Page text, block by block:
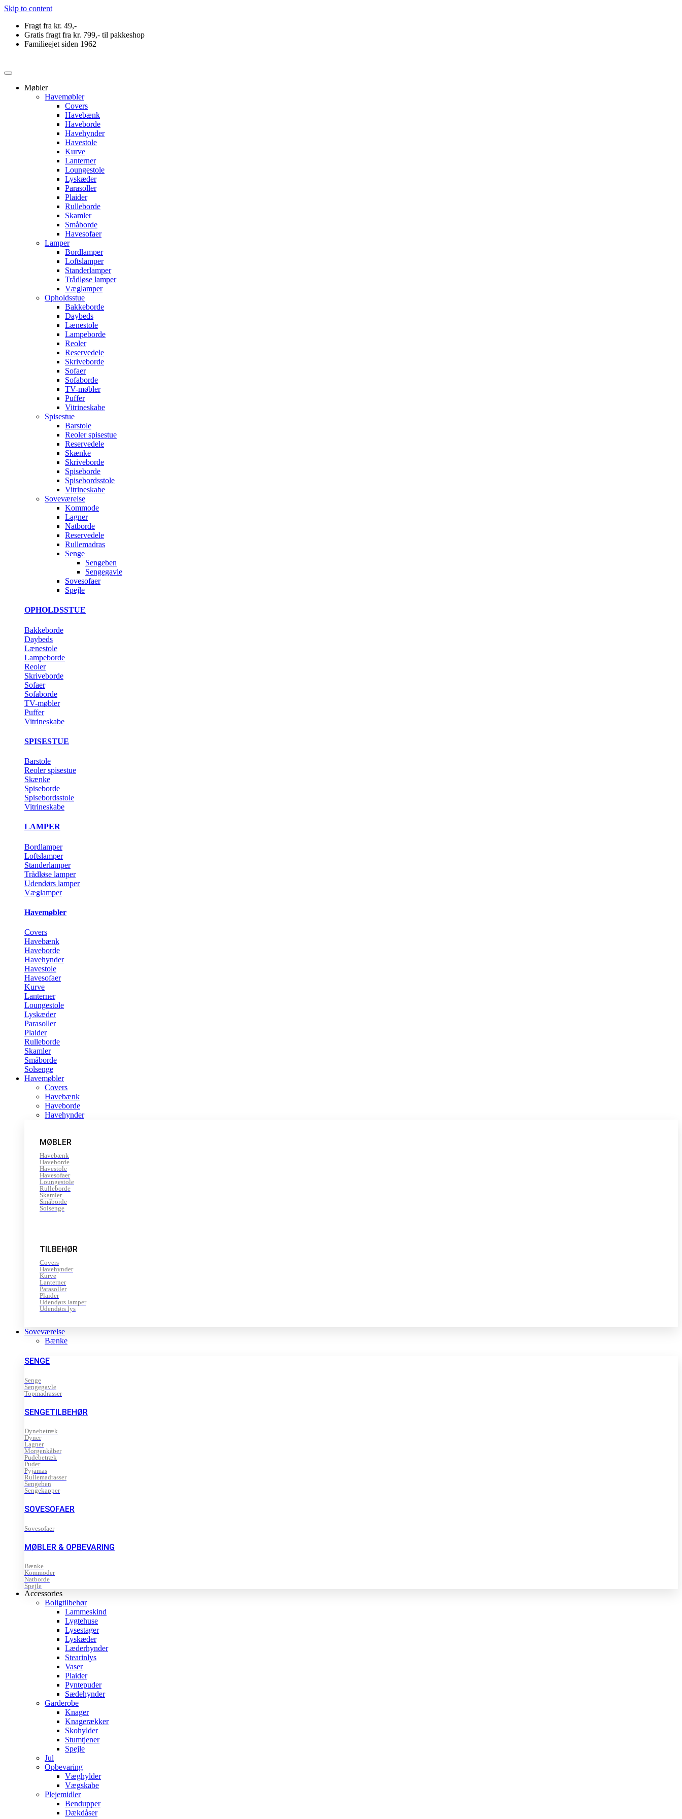
Skip to content
Fragt fra kr. 49,-
Gratis fragt fra kr. 799,- til pakkeshop
Familieejet siden 1962
Møbler
Havemøbler
Covers
Havebænk
Haveborde
Havehynder
Havestole
Kurve
Lanterner
Loungestole
Lyskæder
Parasoller
Plaider
Rulleborde
Skamler
Småborde
Havesofaer
Lamper
Bordlamper
Loftslamper
Standerlamper
Trådløse lamper
Væglamper
Opholdsstue
Bakkeborde
Daybeds
Lænestole
Lampeborde
Reoler
Reservedele
Skriveborde
Sofaer
Sofaborde
TV-møbler
Puffer
Vitrineskabe
Spisestue
Barstole
Reoler spisestue
Reservedele
Skænke
Skriveborde
Spiseborde
Spisebordsstole
Vitrineskabe
Soveværelse
Kommode
Lagner
Natborde
Reservedele
Rullemadras
Senge
Sengeben
Sengegavle
Sovesofaer
Spejle
OPHOLDSSTUE
Bakkeborde
Daybeds
Lænestole
Lampeborde
Reoler
Skriveborde
Sofaer
Sofaborde
TV-møbler
Puffer
Vitrineskabe
SPISESTUE
Barstole
Reoler spisestue
Skænke
Spiseborde
Spisebordsstole
Vitrineskabe
LAMPER
Bordlamper
Loftslamper
Standerlamper
Trådløse lamper
Udendørs lamper
Væglamper
Havemøbler
Covers
Havebænk
Haveborde
Havehynder
Havestole
Havesofaer
Kurve
Lanterner
Loungestole
Lyskæder
Parasoller
Plaider
Rulleborde
Skamler
Småborde
Solsenge
Havemøbler
Covers
Havebænk
Haveborde
Havehynder
MØBLER
Havebænk
Haveborde
Havestole
Havesofaer
Loungestole
Rulleborde
Skamler
Småborde
Solsenge
TILBEHØR
Covers
Havehynder
Kurve
Lanterner
Parasoller
Plaider
Udendørs lamper
Udendørs lys
Soveværelse
Bænke
SENGE
Senge
Sengegavle
Topmadrasser
SENGETILBEHØR
Dynebetræk
Dyner
Lagner
Morgenkåber
Pudebetræk
Puder
Pyjamas
Rullemadrasser
Sengeben
Sengekapper
SOVESOFAER
Sovesofaer
MØBLER & OPBEVARING
Bænke
Kommoder
Natborde
Spejle
Accessories
Boligtilbehør
Lammeskind
Lygtehuse
Lysestager
Lyskæder
Læderhynder
Stearinlys
Vaser
Plaider
Pyntepuder
Sædehynder
Garderobe
Knager
Knagerækker
Skohylder
Stumtjener
Spejle
Jul
Opbevaring
Væghylder
Vægskabe
Plejemidler
Bendupper
Dækdåser